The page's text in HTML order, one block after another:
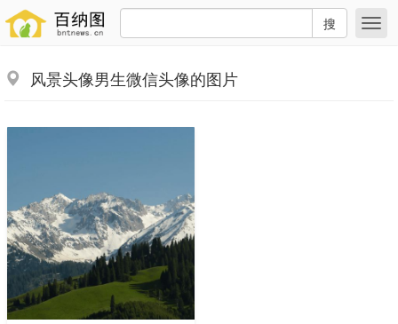
搜
风景头像男生微信头像的图片